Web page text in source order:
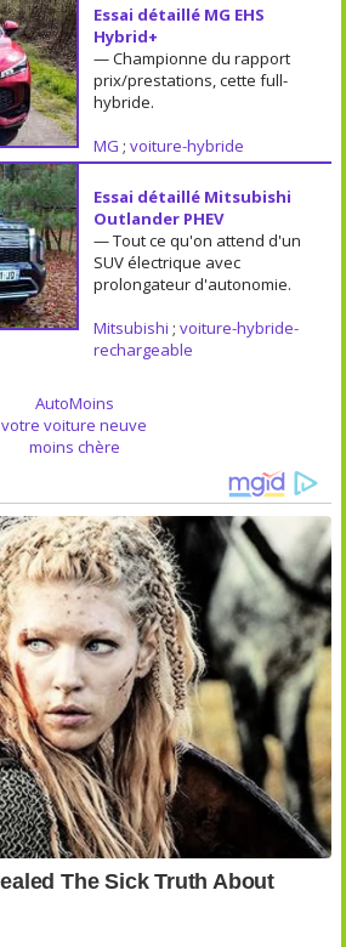
Essai détaillé MG EHS
Hybrid+
— Championne du rapport
prix/prestations, cette full-
hybride.
MG ; voiture-hybride
Essai détaillé Mitsubishi
Outlander PHEV
— Tout ce qu'on attend d'un
SUV électrique avec
prolongateur d'autonomie.
Mitsubishi ; voiture-hybride-
rechargeable
AutoMoins
votre voiture neuve
moins chère